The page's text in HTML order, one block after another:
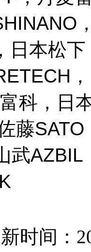
日本松
科，日
藤
武
时间：